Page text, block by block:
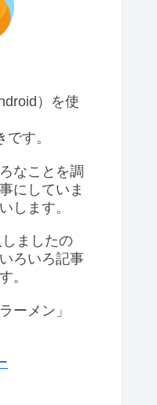
）を使
す。
なことを調
にしていま
します。
ましたの
ろいろ記事
。
ーメン」